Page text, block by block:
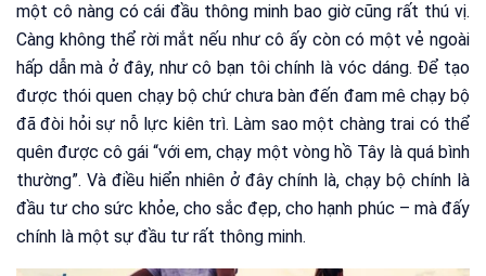
một cô nàng có cái đầu thông minh bao giờ cũng rất thú vị.
Càng không thể rời mắt nếu như cô ấy còn có một vẻ ngoài
hấp dẫn mà ở đây, như cô bạn tôi chính là vóc dáng. Để tạo
được thói quen chạy bộ chứ chưa bàn đến đam mê chạy bộ
đã đòi hỏi sự nỗ lực kiên trì. Làm sao một chàng trai có thể
quên được cô gái “với em, chạy một vòng hồ Tây là quá bình
thường”. Và điều hiển nhiên ở đây chính là, chạy bộ chính là
đầu tư cho sức khỏe, cho sắc đẹp, cho hạnh phúc – mà đấy
chính là một sự đầu tư rất thông minh.